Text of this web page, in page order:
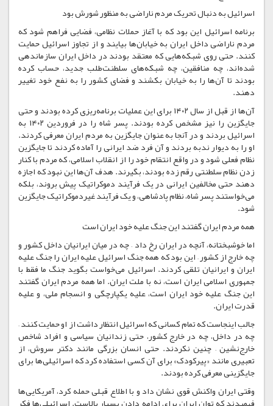
اسرائیل به دنبال تحریک مردم ناراضی به منظور شورش بود
برنامه اسرائیل این بود که با آغاز حملات نظامی، فضایی فراهم شود که
مردم ناراضی داخل ایران به خیابان‌ها بیایند و از تجاوز اسرائیل حمایت
کنند. حتی روی شبکه‌هایی که معتقد بودند در داخل ایران سازماندهی
شده‌اند، چه منافقین، چه شبکه‌های سلطنت‌طلب جدید، حساب کرده
بودند تا آن‌ها را به خیابان بکشند و فضای کشور را به نفع خود تغییر
دهند.
آن‌ها از قبل از سال ۱۴۰۲ برای این عملیات برنامه‌ریزی کرده بودند و حتی
جایگزین را نیز مشخص کرده بودند. پسر شاه را در فروردین ۱۴۰۲ به
اسرائیل بردند و در آنجا به عنوان جایگزین به مردم ایران معرفی کردند.
او را به دیوار ندبه بردند و آن فرد ضد ایرانی را آماده کردند تا جایگزین
نظام فعلی شود و در واقع انتقام خود را از انقلاب اسلامی، که مردم با کنار
زدن نظام سلطنتی رقم زده بودند، بگیرند. هدف آن‌ها این نبود که اجازه
دهند حتی مخالفین ایرانی در یک فرآیند دموکراتیک پیش بروند، بلکه
می‌خواستند پسر شاه، نظام پادشاهی، و یک فرآیند غیردموکراتیک جایگزین
شود.
همه مردم ایران گفتند این جنگ علیه خود ایران است
اما خوشبختانه، آنچه در ایران رخ داد – چه در میان ایرانیان داخل کشور و
چه خارج از کشور – این بود که همه جنگ اسرائیل علیه ایران را جنگ علیه
ایران و ایرانیان تلقی کردند. اسرائیل می‌خواست بگوید جنگ ما فقط با
جمهوری اسلامی ایران است، نه با ملت ایران. اما همه مردم ایران گفتند
این جنگ علیه خود ایران است، علیه یکپارچگی و انسجام ملی، و علیه
قدرت ایران.
جالب اینجاست که تمام کسانی که اسرائیل انتظار داشت از او حمایت کنند –
چه در داخل، چه در خارج کشور، حتی زندانیان سیاسی و افراد شاخص
خارج‌نشین – چنین نکردند. حتی انسان بزرگی مانند دکتر سروش، از
تعبیری مانند «پیرکودک» برای آن کسی استفاده کرد که اسرائیلی‌ها برای
جایگزینی معرفی کرده بودند.
وقتی ایران واکنش قوی نشان داد و با اطلاع قبلی حمله کرد، آمریکایی‌ها